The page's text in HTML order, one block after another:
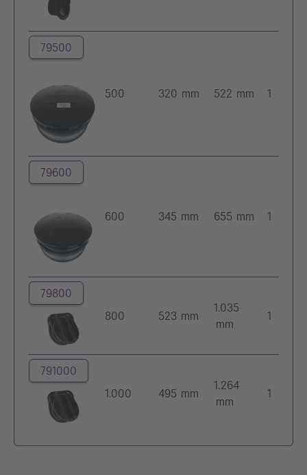
79500
500 320 mm 522 mm 1
79600
600 345 mm 655 mm 1
79800
800
523 mm
1.035
mm
1
791000
1.000
495 mm
1.264
mm
1